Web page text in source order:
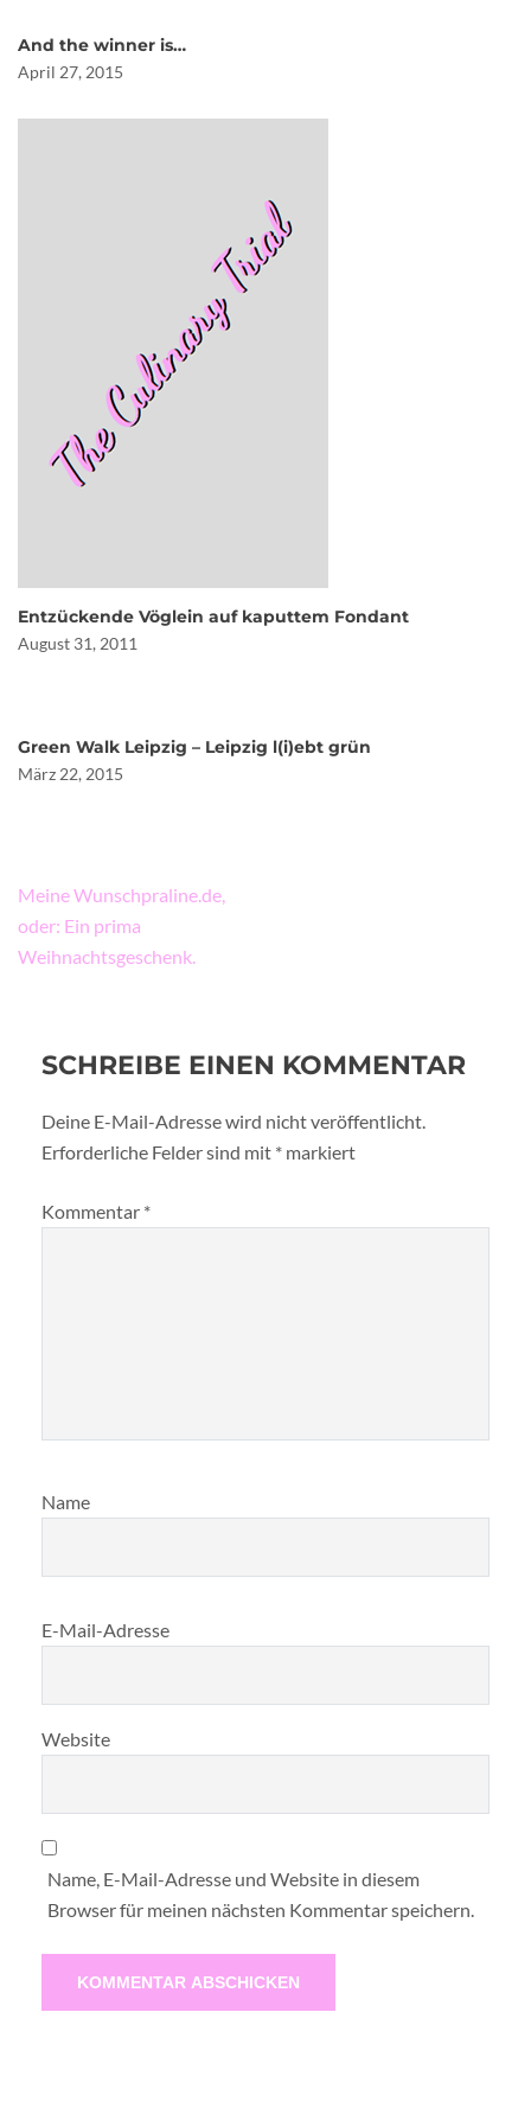
And the winner is…
April 27, 2015
Entzückende Vöglein auf kaputtem Fondant
August 31, 2011
Green Walk Leipzig – Leipzig l(i)ebt grün
März 22, 2015
Beitragsnavigation
Meine Wunschpraline.de,
oder: Ein prima
Weihnachtsgeschenk.
SCHREIBE EINEN KOMMENTAR
Deine E-Mail-Adresse wird nicht veröffentlicht.
Erforderliche Felder sind mit * markiert
Kommentar *
Name
E-Mail-Adresse
Website
Name, E-Mail-Adresse und Website in diesem
Browser für meinen nächsten Kommentar speichern.